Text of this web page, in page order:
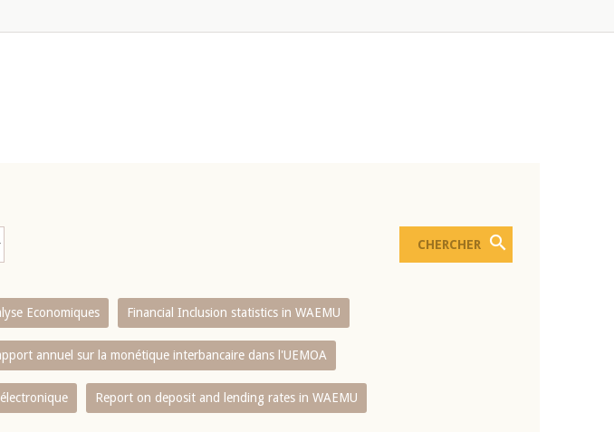
Economiques Financial Inclusion statistics in WAEMU
annuel sur la monétique interbancaire dans l'UEMOA
Report on deposit and lending rates in WAEMU